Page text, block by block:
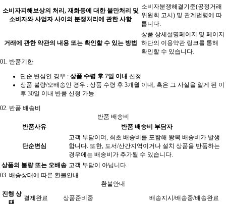
소비자피해보상의 처리, 재화등에 대한 불만처리 및
소비자와 사업자 사이의 분쟁처리에 관한 사항
소비자분쟁해결기준(공정거래
위원회 고시) 및 관계법령에 따
릅니다.
거래에 관한 약관의 내용 또는 확인할 수 있는 방법
상품 상세설명페이지 및 페이지
하단의 이용약관 링크를 통해
확인할 수 있습니다.
01.
반품기한
단순 변심인 경우 : 상품 수령 후 7일 이내 신청
상품 불량/오배송인 경우 : 상품 수령 후 3개월 이내, 혹은 그 사실을 알게 된 이
후 30일 이내 반품 신청 가능
02. 반품 배송비
반품 배송비
반품사유
반품 배송비 부담자
단순변심
고객 부담이며, 최초 배송비를 포함해 왕복 배송비가 발생
합니다. 또한, 도서/산간지역이거나 설치 상품을 반품하는
경우에는 배송비가 추가될 수 있습니다.
상품의 불량 또는 오배송 고객 부담이 아닙니다.
03. 배송상태에 따른 환불안내
환불안내
진행 상
태
결제완료 상품준비중 배송지시/배송중/배송완료